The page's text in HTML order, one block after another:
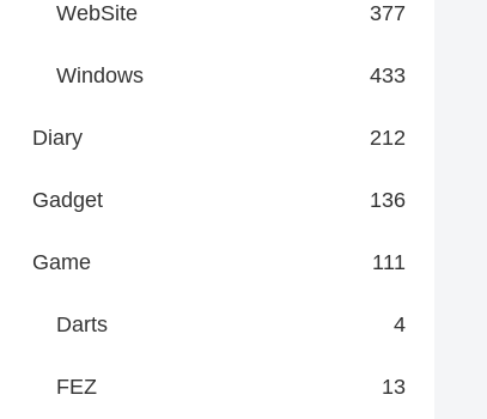
WebSite 377
Windows 433
Diary 212
Gadget 136
Game 111
Darts 4
FEZ 13